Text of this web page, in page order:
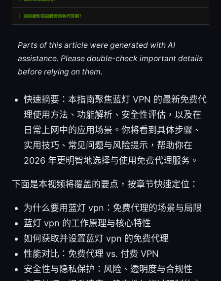
Parts of this article were generated with AI
assistance. Please double-check important details
before relying on them.
快速摘要：本指南聚焦蓝灯 VPN 的最新免费代
理使用方法、功能解析、安全性评估，以及在
日常上网中的应用场景。你将看到具体步骤、
实用技巧、常见问题与风险提示，帮助你在
2026 年更明智地选择与使用免费代理服务。
下面是本视频将覆盖的要点，按章节快速定位：
为什么要用蓝灯 vpn：免费代理的场景与局限
蓝灯 vpn 的工作原理与核心特性
如何获取并设置蓝灯 vpn 的免费代理
性能对比：免费代理 vs. 付费 VPN
安全性与隐私保护：风险、透明度与合规性